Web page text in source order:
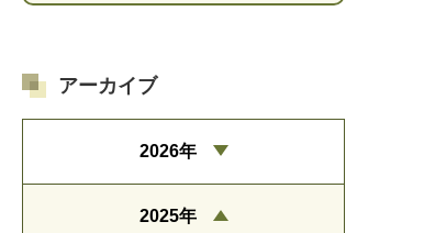
アーカイブ
2026年
2025年